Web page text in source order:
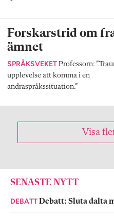
Forskarstrid om
ämnet
SPRÅKSVEKET Professorn:
upplevelse att komma i en
andraspråkssituation.”
Visa
SENASTE NYTT
DEBATTDebatt: Sluta dalta